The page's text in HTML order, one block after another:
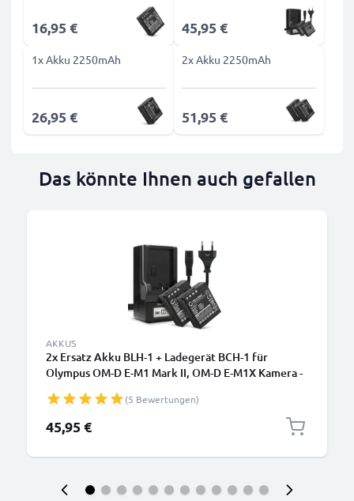
16,95 € 45,95 €
1x Akku 2250mAh
26,95 €
2x Akku 2250mAh
51,95 €
Das könnte Ihnen auch gefallen
AKKUS
2x Ersatz Akku BLH-1 + Ladegerät BCH-1 für
Olympus OM-D E-M1 Mark II, OM-D E-M1X Kamera -
Akkuladegerät (5 Bewertungen)
45,95 €